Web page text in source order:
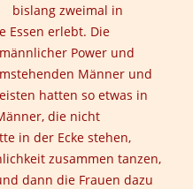
bislang zweimal in
Essen erlebt. Die
Power und
Männer und
hatten so etwas in
die nicht
in der Ecke stehen,
zusammen tanzen,
dann die Frauen dazu